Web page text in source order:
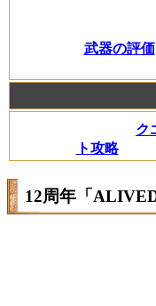
武器の評価
ク
ト攻略
12周年「